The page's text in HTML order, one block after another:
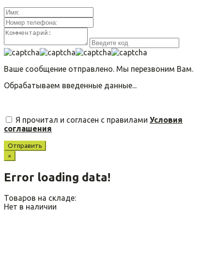
Ваше сообщение отправлено. Мы перезвоним Вам.
Обрабатываем введенные данные...
Я прочитал и согласен с правилами Условия
соглашения
Отправить
×
Error loading data!
Товаров на складе:
Нет в наличии